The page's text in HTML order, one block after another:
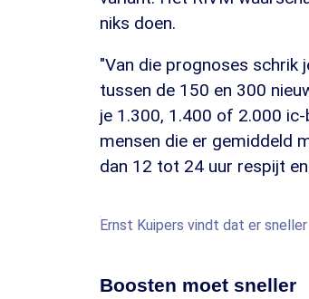
niks doen.
"Van die prognoses schrik
tussen de 150 en 300
je 1.300, 1.400 of 2.000
mensen die er gemiddeld
dan 12 tot 24 uur respijt
Ernst Kuipers vindt dat er
Boosten moet sneller